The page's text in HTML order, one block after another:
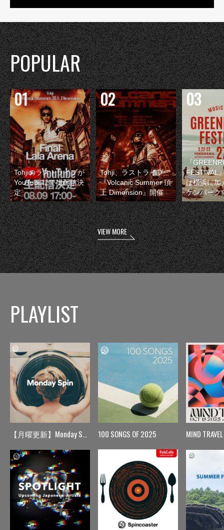
POPULAR
Tohjiのラストライブが
YouTubeにて生配信決
定
Tohji、ラストライブ
『Volcanic Summer 頂
上 Dimension』開催
『
FESTIVAL
は横浜に加
ケンパーク
VIEW MORE
PLAYLIST
【月曜更新】Monday Spin 100 SONGS OF 2025 MIND TRAVEL